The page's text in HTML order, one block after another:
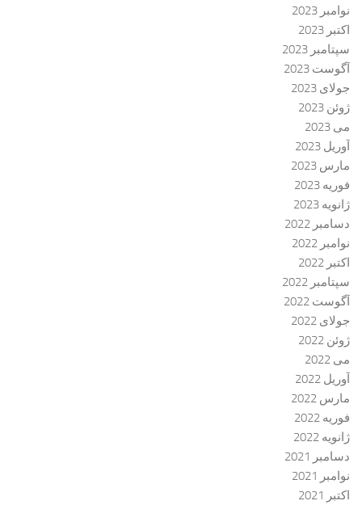
نوامبر 2023
اکتبر 2023
سپتامبر 2023
آگوست 2023
جولای 2023
ژوئن 2023
می 2023
آوریل 2023
مارس 2023
فوریه 2023
ژانویه 2023
دسامبر 2022
نوامبر 2022
اکتبر 2022
سپتامبر 2022
آگوست 2022
جولای 2022
ژوئن 2022
می 2022
آوریل 2022
مارس 2022
فوریه 2022
ژانویه 2022
دسامبر 2021
نوامبر 2021
اکتبر 2021